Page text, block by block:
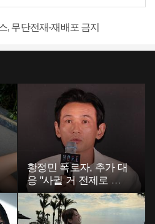
무단전재-재배포 금지
황정민 폭로자, 추가 대
응 "사귈 거 전제로 하
고…"